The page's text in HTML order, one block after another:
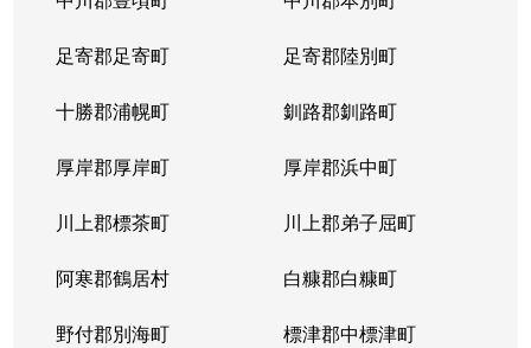
足寄郡足寄町 足寄郡陸別町
十勝郡浦幌町 釧路郡釧路町
厚岸郡厚岸町 厚岸郡浜中町
川上郡標茶町 川上郡弟子屈町
阿寒郡鶴居村 白糠郡白糠町
野付郡別海町 標津郡中標津町